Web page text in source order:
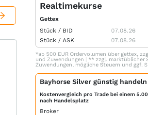
Realtimekurse
Gettex
Stück / BID 07.08.26
Stück / ASK 07.08.26
*ab 500 EUR Ordervolumen über gettex,
und Zuwendungen | ** zzgl. marktüblicher
Zuwendungen, mögliche Steuern und ggf.
Bayhorse Silver günstig handeln
Kostenvergleich pro Trade bei einem
nach Handelsplatz
Broker